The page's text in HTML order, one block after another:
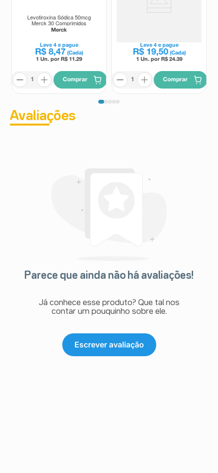
Levotiroxina Sódica 50mcg
Merck 30 Comprimidos
Merck
Leve4e pague
R$ 8,47 (Cada)
1 Un. por R$ 11.29
Comprar
Leve4e pague
R$ 19,50 (Cada)
1 Un. por R$ 24.39
Comprar
Avaliações
Parece que ainda não há avaliações!
Já conhece esse produto? Que tal nos
contar um pouquinho sobre ele.
Escrever avaliação